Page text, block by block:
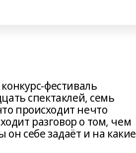
фестиваль
спектаклей, семь
происходит нечто
разговор о том, чем
себе задаёт и на какие